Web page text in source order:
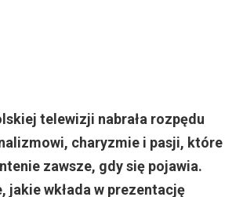
telewizji nabrała rozpędu
charyzmie i pasji, które
zawsze, gdy się pojawia.
jakie wkłada w prezentację